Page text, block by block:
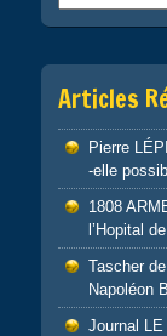
Articles
Pierre
-elle
1808
l’Hopital
Tascher
Napoléon
Journal